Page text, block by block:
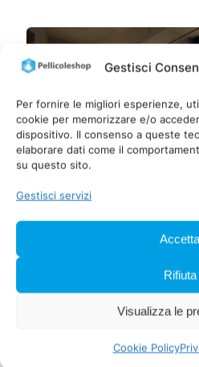
Gestisci
Per fornire le migliori esperienze,
cookie per memorizzare e/o
dispositivo. Il consenso a queste
elaborare dati come il
su questo sito.
Gestisci servizi
Accetta
Rifiuta
Visualizza le
Cookie Policy
Scegli